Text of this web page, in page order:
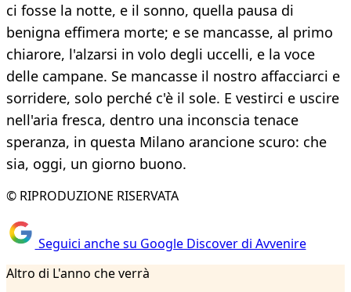
ci fosse la notte, e il sonno, quella pausa di
benigna effimera morte; e se mancasse, al primo
chiarore, l'alzarsi in volo degli uccelli, e la voce
delle campane. Se mancasse il nostro affacciarci e
sorridere, solo perché c'è il sole. E vestirci e uscire
nell'aria fresca, dentro una inconscia tenace
speranza, in questa Milano arancione scuro: che
sia, oggi, un giorno buono.
© RIPRODUZIONE RISERVATA
Seguici anche su Google Discover di Avvenire
Altro di L'anno che verrà